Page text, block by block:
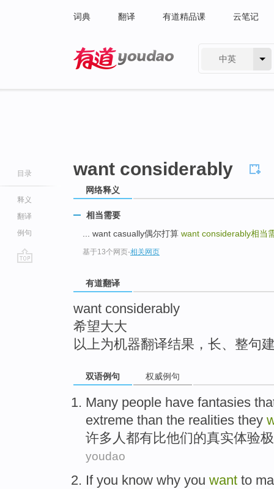
词典 翻译 有道精品课 云笔记
中英
目录
释义
翻译
例句
want considerably
网络释义
相当需要
... want casually偶尔打算 want considerably相当
基于13个网页-相关网页
有道翻译
want considerably
希望大大
以上为机器翻译结果，长、整句
双语例句 权威例句
Many people have fantasies
extreme than the realities they
许多 人都有比他们的真实体验
youdao
If you know why you want to